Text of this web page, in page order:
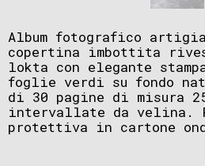
Album fotografico
copertina imbottita
lokta con elegante
foglie verdi su fondo
di 30 pagine di misura
intervallate da velina.
protettiva in cartone